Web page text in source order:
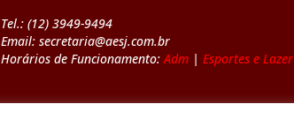
Tel.: (12) 3949-9494
Email: secretaria@aesj.com.br
Horários de Funcionamento: Adm| Esportes e Lazer